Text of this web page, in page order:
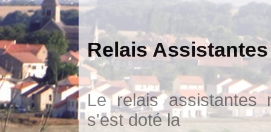
Relais
Le relais assistantes
s'est doté la